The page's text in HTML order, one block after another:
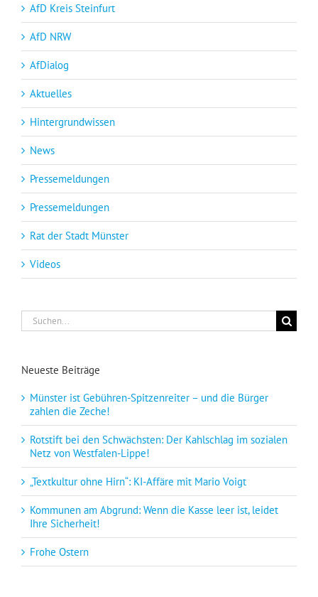
AfD Kreis Steinfurt
AfD NRW
AfDialog
Aktuelles
Hintergrundwissen
News
Pressemeldungen
Pressemeldungen
Rat der Stadt Münster
Videos
Suche
nach:
Neueste Beiträge
Münster ist Gebühren-Spitzenreiter – und die Bürger
zahlen die Zeche!
Rotstift bei den Schwächsten: Der Kahlschlag im sozialen
Netz von Westfalen-Lippe!
„Textkultur ohne Hirn“: KI-Affäre mit Mario Voigt
Kommunen am Abgrund: Wenn die Kasse leer ist, leidet
Ihre Sicherheit!
Frohe Ostern